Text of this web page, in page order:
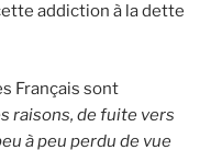
addiction à la dette
Français sont
raisons, de fuite vers
à peu perdu de vue